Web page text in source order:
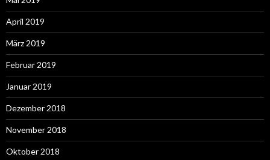
April 2019
März 2019
Februar 2019
Januar 2019
Dezember 2018
November 2018
Oktober 2018